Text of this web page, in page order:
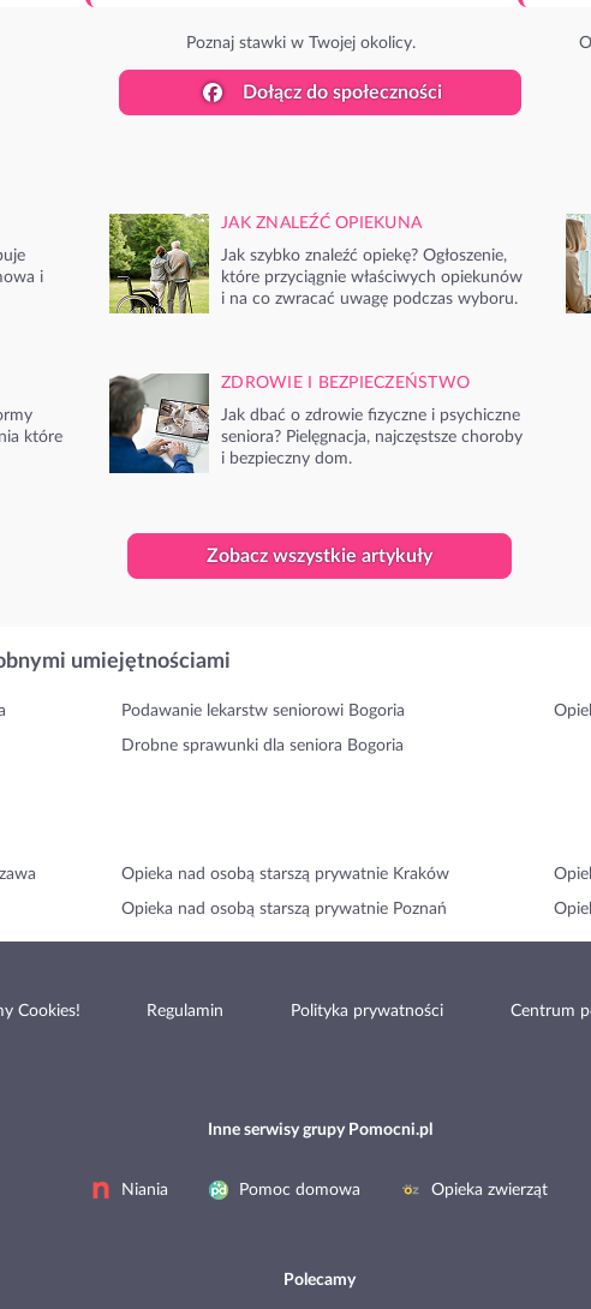
Poznaj stawki w Twojej okolicy.
Dołącz do społeczności
i
JAK ZNALEŹĆ OPIEKUNA
Jak szybko znaleźć opiekę? Ogłoszenie,
które przyciągnie właściwych opiekunów
i na co zwracać uwagę podczas wyboru.
które
ZDROWIE I BEZPIECZEŃSTWO
Jak dbać o zdrowie fizyczne i psychiczne
seniora? Pielęgnacja, najczęstsze choroby
i bezpieczny dom.
Zobacz wszystkie artykuły
umiejętnościami
Podawanie lekarstw seniorowi Bogoria
Drobne sprawunki dla seniora Bogoria
Opieka nad osobą starszą prywatnie Kraków
Opieka nad osobą starszą prywatnie Poznań
Cookies! Regulamin Polityka prywatności Centrum
Inne serwisy grupy Pomocni.pl
Niania Pomoc domowa Opieka zwierząt
Polecamy